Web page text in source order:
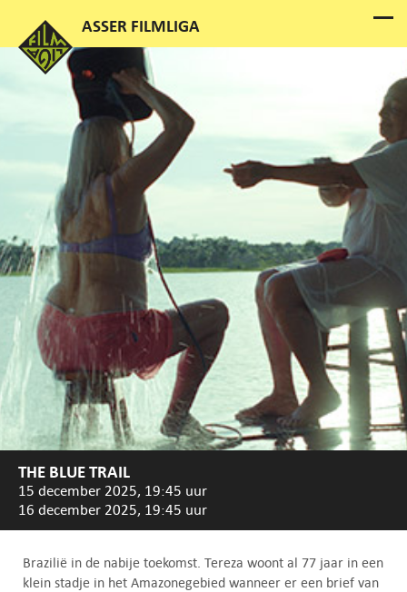
THE BLUE TRAIL
15 december 2025, 19:45 uur
16 december 2025, 19:45 uur
Brazilië in de nabije toekomst. Tereza woont al 77 jaar in een
klein stadje in het Amazonegebied wanneer er een brief van